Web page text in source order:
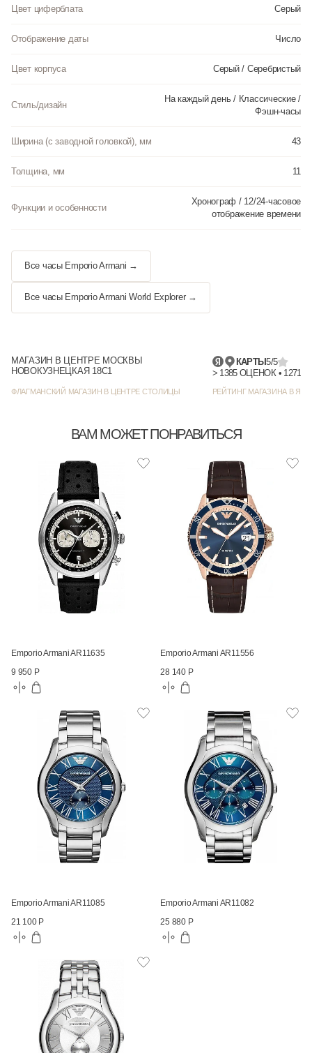
Цвет циферблата Серый
Отображение даты Число
Цвет корпуса Серый / Серебристый
Стиль/дизайн
На каждый день / Классические /
Фэшн-часы
Ширина (с заводной головкой), мм 43
Толщина, мм 11
Функции и особенности
Хронограф / 12/24-часовое
отображение времени
Все часы Emporio Armani →
Все часы Emporio Armani World Explorer →
МАГАЗИН В ЦЕНТРЕ МОСКВЫ
НОВОКУЗНЕЦКАЯ 18С1
ФЛАГМАНСКИЙ МАГАЗИН В ЦЕНТРЕ СТОЛИЦЫ
КАРТЫ5/5
РЕЙТИНГ МАГАЗИНА В
ВАМ МОЖЕТ ПОНРАВИТЬСЯ
Emporio Armani AR11635
9 950 Р
Emporio Armani AR11556
28 140 Р
Emporio Armani AR11085
21 100 Р
Emporio Armani AR11082
25 880 Р